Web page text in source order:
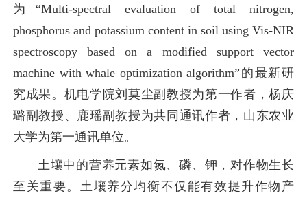
为“Multi-spectral evaluation of total nitrogen,
phosphorus and potassium content in soil using Vis-NIR
spectroscopy based on a modified support vector
machine with whale optimization algorithm”的最新研
究成果。机电学院刘莫尘副教授为第一作者，杨庆
璐副教授、鹿瑶副教授为共同通讯作者，山东农业
大学为第一通讯单位。
土壤中的营养元素如氮、磷、钾，对作物生长
至关重要。土壤养分均衡不仅能有效提升作物产